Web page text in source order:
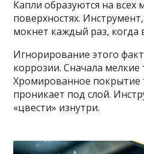
Капли образуются на всех
поверхностях.
мокнет каждый раз, когда
Игнорирование этого
коррозии. Сначала
Хромированное покрытие
проникает под слой.
«цвести» изнутри.